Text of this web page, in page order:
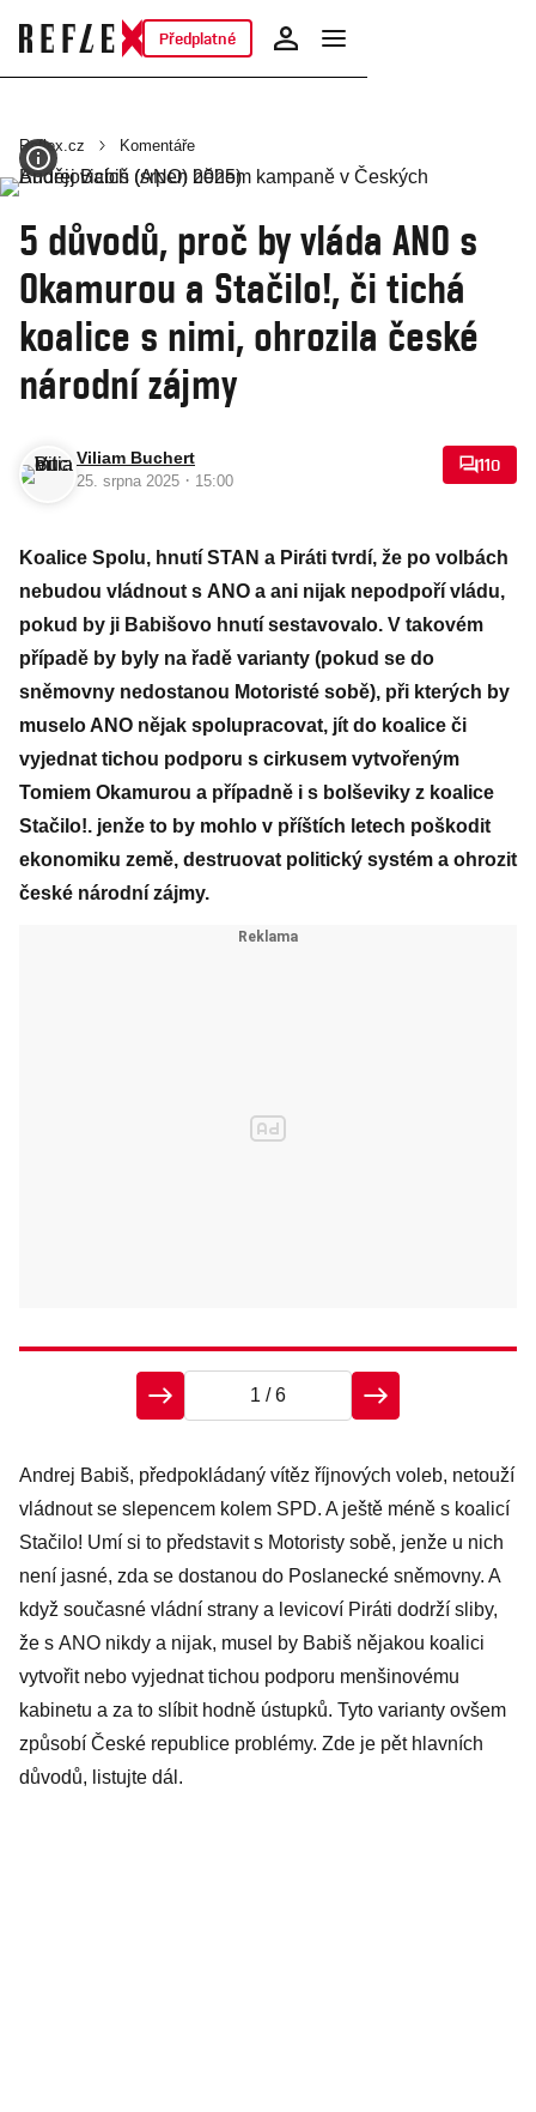
Předplatné
Reflex.cz Komentáře
5 důvodů, proč by vláda ANO s
Okamurou a Stačilo!, či tichá
koalice s nimi, ohrozila české
národní zájmy
Viliam Buchert
25. srpna 2025 · 15:00
110
Koalice Spolu, hnutí STAN a Piráti tvrdí, že po volbách
nebudou vládnout s ANO a ani nijak nepodpoří vládu,
pokud by ji Babišovo hnutí sestavovalo. V takovém
případě by byly na řadě varianty (pokud se do
sněmovny nedostanou Motoristé sobě), při kterých by
muselo ANO nějak spolupracovat, jít do koalice či
vyjednat tichou podporu s cirkusem vytvořeným
Tomiem Okamurou a případně i s bolševiky z koalice
Stačilo!. jenže to by mohlo v příštích letech poškodit
ekonomiku země, destruovat politický systém a ohrozit
české národní zájmy.
1 / 6
Andrej Babiš, předpokládaný vítěz říjnových voleb, netouží
vládnout se slepencem kolem SPD. A ještě méně s koalicí
Stačilo! Umí si to představit s Motoristy sobě, jenže u nich
není jasné, zda se dostanou do Poslanecké sněmovny. A
když současné vládní strany a levicoví Piráti dodrží sliby,
že s ANO nikdy a nijak, musel by Babiš nějakou koalici
vytvořit nebo vyjednat tichou podporu menšinovému
kabinetu a za to slíbit hodně ústupků. Tyto varianty ovšem
způsobí České republice problémy. Zde je pět hlavních
důvodů, listujte dál.